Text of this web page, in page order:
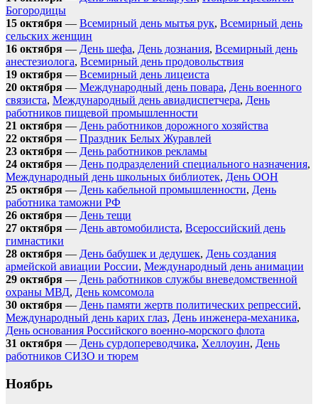
Богородицы
15 октября — Всемирный день мытья рук, Всемирный день
сельских женщин
16 октября — День шефа, День дознания, Всемирный день
анестезиолога, Всемирный день продовольствия
19 октября — Всемирный день лицеиста
20 октября — Международный день повара, День военного
связиста, Международный день авиадиспетчера, День
работников пищевой промышленности
21 октября — День работников дорожного хозяйства
22 октября — Праздник Белых Журавлей
23 октября — День работников рекламы
24 октября — День подразделений специального назначения,
Международный день школьных библиотек, День ООН
25 октября — День кабельной промышленности, День
работника таможни РФ
26 октября — День тещи
27 октября — День автомобилиста, Всероссийский день
гимнастики
28 октября — День бабушек и дедушек, День создания
армейской авиации России, Международный день анимации
29 октября — День работников службы вневедомственной
охраны МВД, День комсомола
30 октября — День памяти жертв политических репрессий,
Международный день карих глаз, День инженера-механика,
День основания Российского военно-морского флота
31 октября — День сурдопереводчика, Хеллоуин, День
работников СИЗО и тюрем
Ноябрь